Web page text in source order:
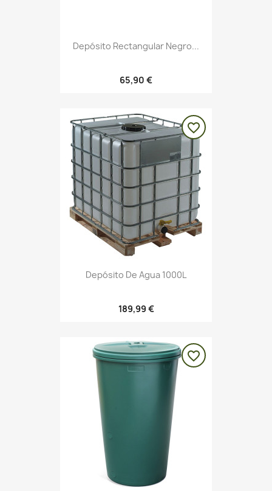
Depósito Rectangular Negro...
65,90 €
Depósito De Agua 1000L
189,99 €
favorite_border
favorite_border